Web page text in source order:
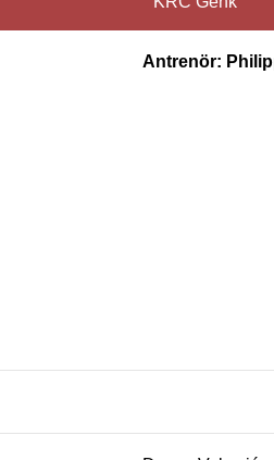
Antrenör: